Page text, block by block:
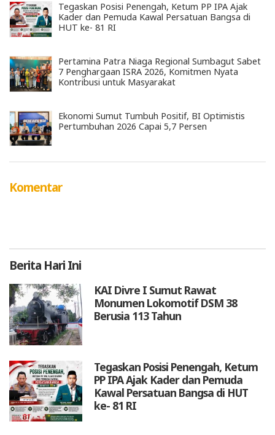
Tegaskan Posisi Penengah, Ketum PP IPA Ajak
Kader dan Pemuda Kawal Persatuan Bangsa di
HUT ke- 81 RI
Pertamina Patra Niaga Regional Sumbagut Sabet
7 Penghargaan ISRA 2026, Komitmen Nyata
Kontribusi untuk Masyarakat
Ekonomi Sumut Tumbuh Positif, BI Optimistis
Pertumbuhan 2026 Capai 5,7 Persen
Komentar
Berita Hari Ini
KAI Divre I Sumut Rawat
Monumen Lokomotif DSM 38
Berusia 113 Tahun
Tegaskan Posisi Penengah, Ketum
PP IPA Ajak Kader dan Pemuda
Kawal Persatuan Bangsa di HUT
ke- 81 RI